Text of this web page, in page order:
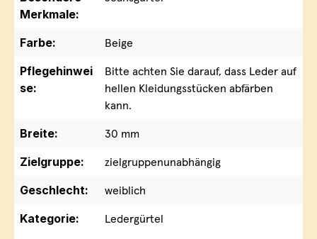
Merkmale:
Farbe:
Beige
Pflegehinwei
se:
Bitte achten Sie darauf, dass Leder auf
hellen Kleidungsstücken abfärben
kann.
Breite:
30 mm
Zielgruppe:
zielgruppenunabhängig
Geschlecht:
weiblich
Kategorie:
Ledergürtel